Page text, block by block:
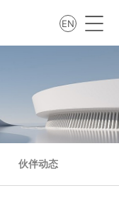
EN
伙伴动态